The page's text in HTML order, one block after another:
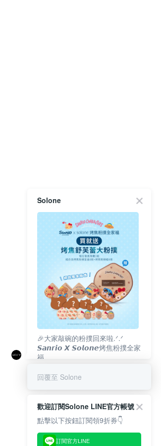
Solone
🎉大家敲碗的粉撲回來啦.ᐟ‪‪.ᐟ
𝙎𝙖𝙣𝙧𝙞𝙤 𝙓 𝙎𝙤𝙡𝙤𝙣𝙚烤焦粉撲全家
福
回覆至 Solone
歡迎訂閱Solone LINE官方帳號
點擊以下按鈕訂閱領9折券👇
訂閱官方LINE